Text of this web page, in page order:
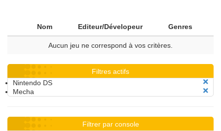
Nom Editeur/Dévelopeur Genres
Aucun jeu ne correspond à vos critères.
Filtres actifs
Nintendo DS
Mecha
Filtrer par console